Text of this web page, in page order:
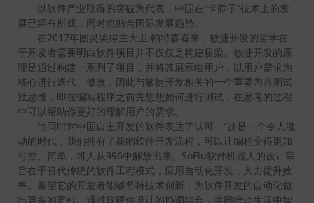
以软件产业取得的突破为代表，中国在“卡脖子”技术上的发
展已经有所成，同时也贴合国际发展趋势。
在2017年图灵奖得主大卫·帕特森看来，敏捷开发的哲学在
于开发者需要明白软件项目并不仅仅是构建桥梁。敏捷开发的原
理是通过构建一系列子项目，并将其展示给用户，以用户需求为
核心进行迭代、修改，因此与敏捷开发相关的一个重要内容测试
性思维，即在编写程序之前先想想如何进行测试，在思考的过程
中可以帮助你更好的理解用户的需求。
他同时对中国自主开发的软件表达了认可，“这是一个令人激
动的时代，我们拥有了新的软件开发流程，可以让编程变得更加
可控、简单，将人从996中解放出来。SoFlu软件机器人的设计宗
旨在于替代传统的软件工程模式，应用自动化开发，大力提升效
率。希望它的开发者能够坚持技术创新，为软件开发的自动化做
出更多的贡献。通过软硬件设计的协调结合，共同推动生活中智